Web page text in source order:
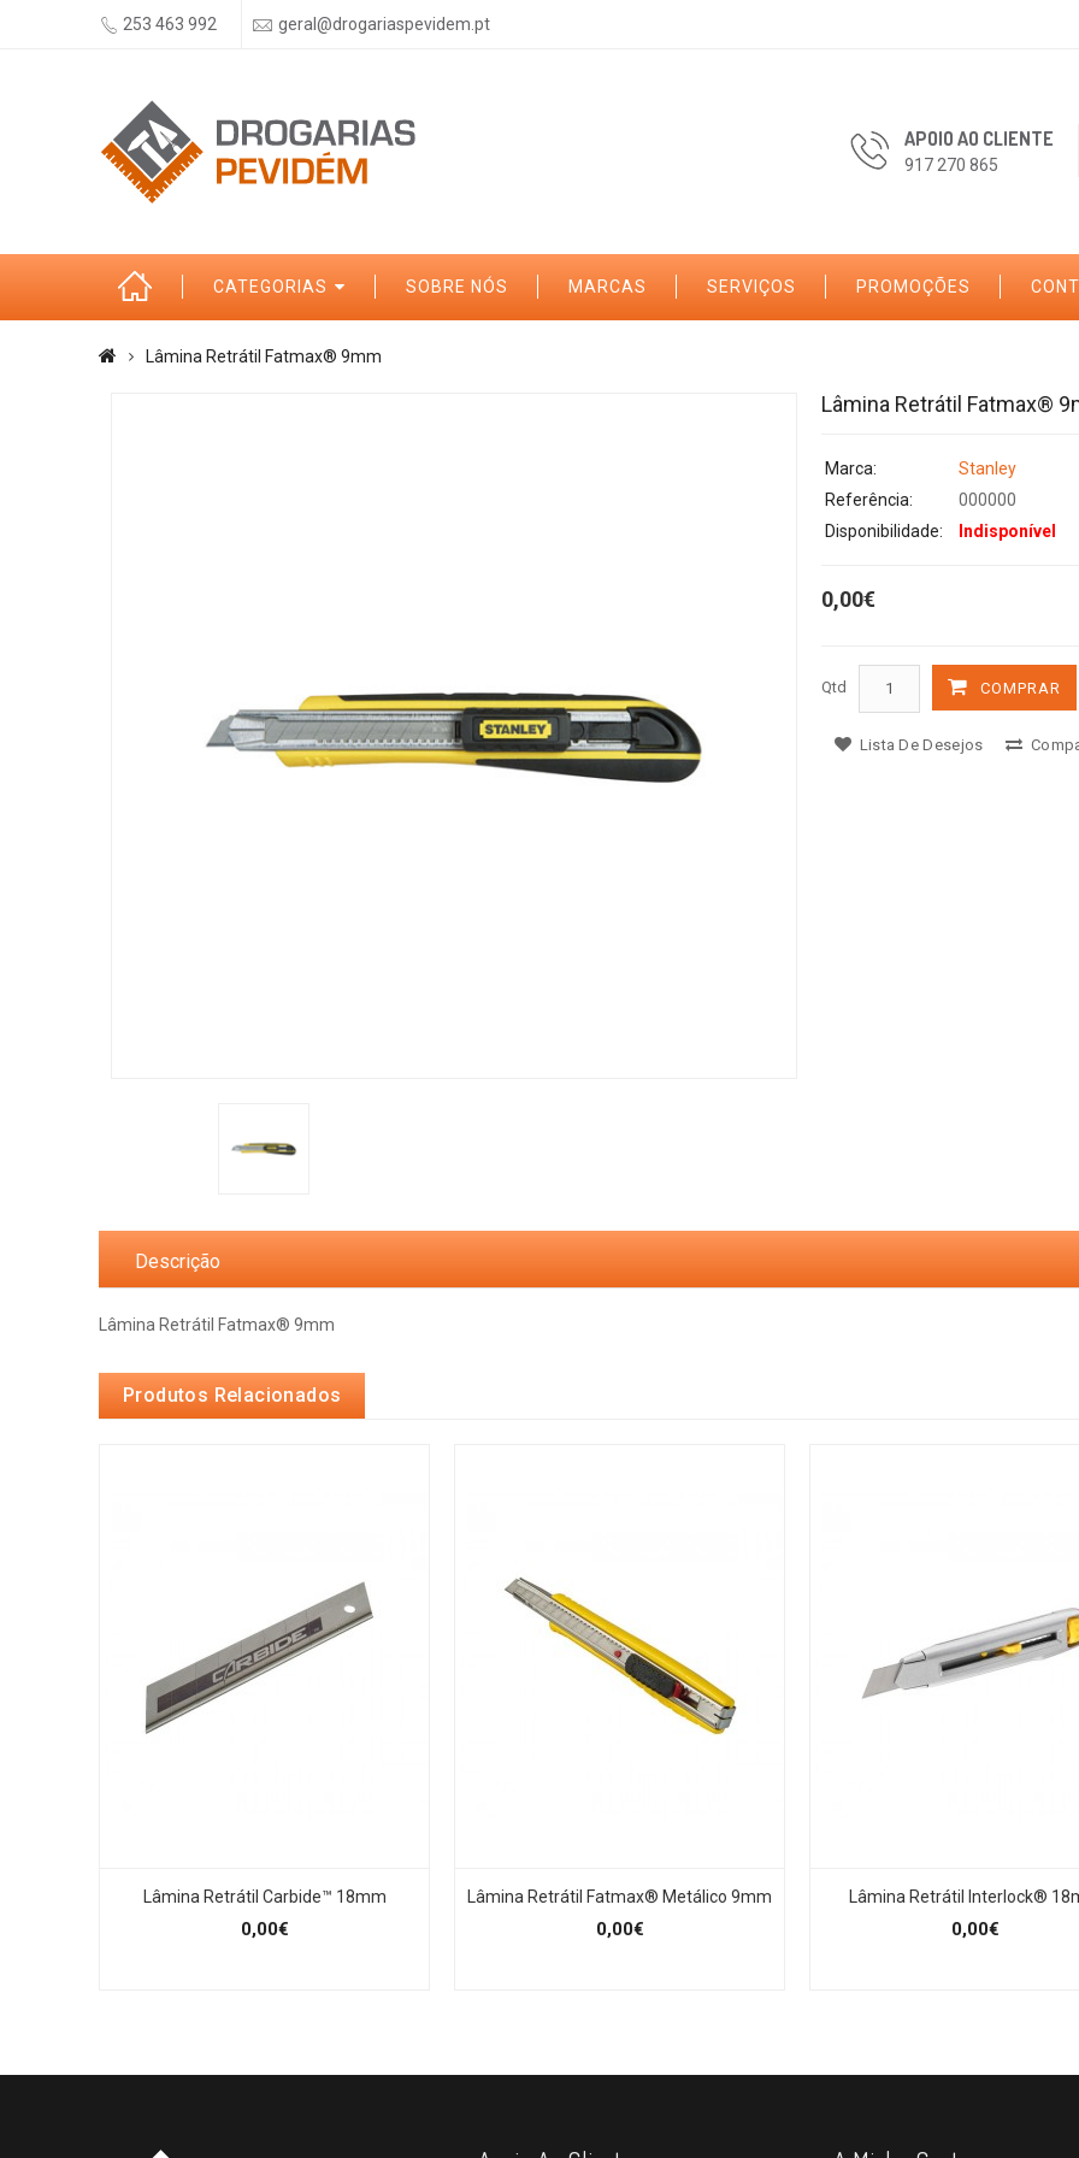
253 463 992 geral@drogariaspevidem.pt
APOIO AO CLIENTE
917 270 865
CATEGORIAS SOBRE NÓS MARCAS SERVIÇOS PROMOÇÕES
Lâmina Retrátil Fatmax® 9mm
Lâmina Retrátil Fatmax®
Marca:
Stanley
Referência:
000000
Disponibilidade:
Indisponível
0,00€
Qtd COMPRAR
Lista De Desejos
Descrição
Lâmina Retrátil Fatmax® 9mm
Produtos Relacionados
Lâmina Retrátil Carbide™ 18mm
0,00€
Lâmina Retrátil Fatmax® Metálico 9mm
0,00€
Lâmina Retrátil Interlock®
0,00€